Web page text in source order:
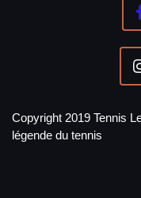
Copyright 2019 Tennis
légende du tennis